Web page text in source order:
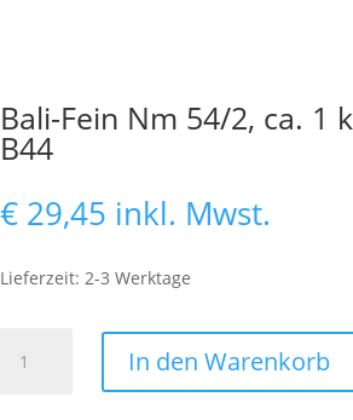
Bali-Fein Nm 54/2, ca. 1
B44
€ 29,45 inkl. Mwst.
Lieferzeit: 2-3 Werktage
Fein
In den Warenkorb